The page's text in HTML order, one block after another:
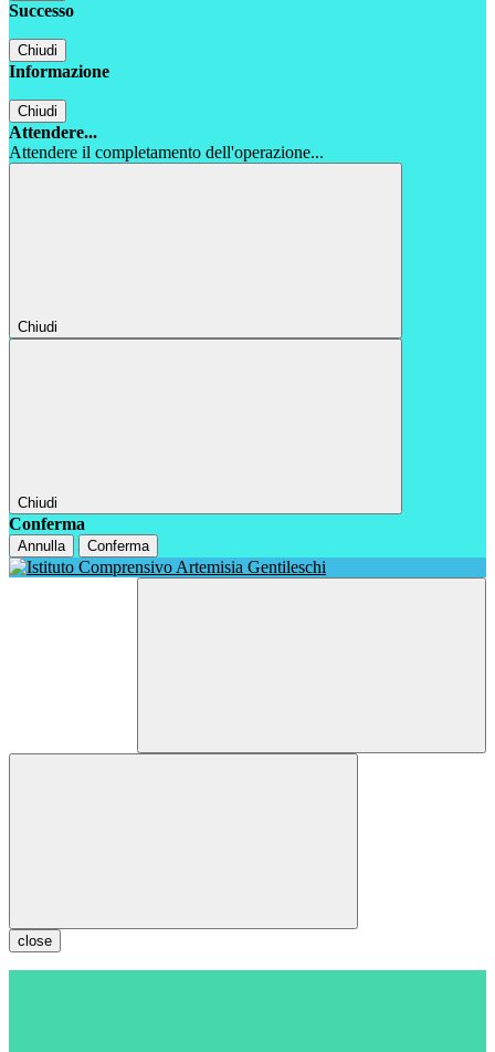
Successo
Chiudi
Informazione
Chiudi
Attendere...
Attendere il completamento dell'operazione...
Chiudi
Chiudi
Conferma
Annulla Conferma
close